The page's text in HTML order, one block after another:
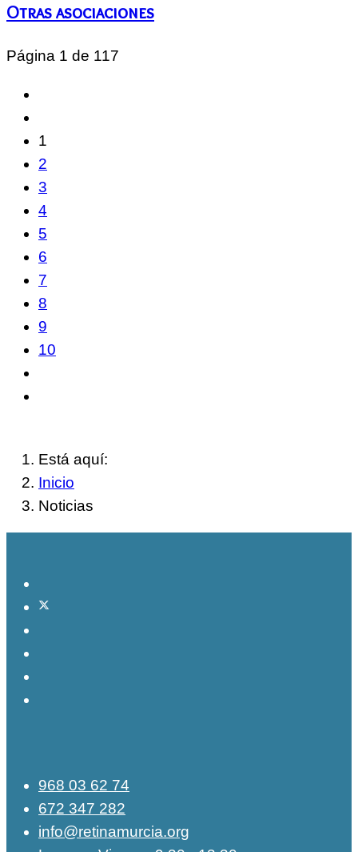
Otras asociaciones
Página 1 de 117
1
2
3
4
5
6
7
8
9
10
Está aquí:
Inicio
Noticias
968 03 62 74
672 347 282
info@retinamurcia.org